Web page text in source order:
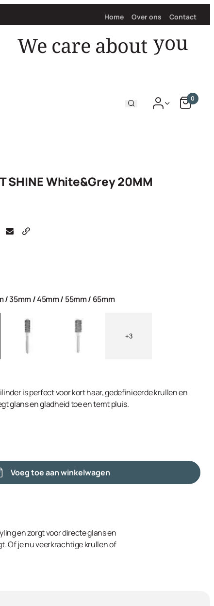
Home Over ons Contact
We care about
0
SHINE White&Grey 20MM
/35mm/45mm/ 55mm/ 65mm
+3
is perfect voor kort haar, gedefinieerde krullen en
glans en gladheid toe en temt pluis.
Voeg toe aan winkelwagen
en zorgt voor directe glans en
Of je nu veerkrachtige krullen of